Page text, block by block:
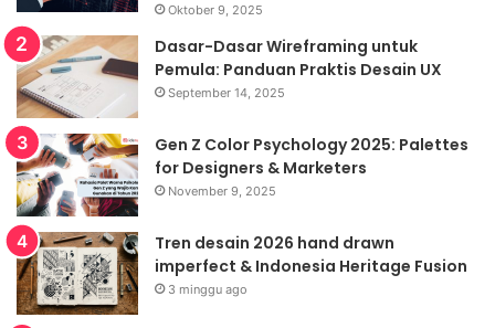
Oktober 9, 2025
Dasar-Dasar Wireframing untuk
Pemula: Panduan Praktis Desain UX
September 14, 2025
Gen Z Color Psychology 2025: Palettes
for Designers & Marketers
November 9, 2025
Tren desain 2026 hand drawn
imperfect & Indonesia Heritage Fusion
3 minggu ago